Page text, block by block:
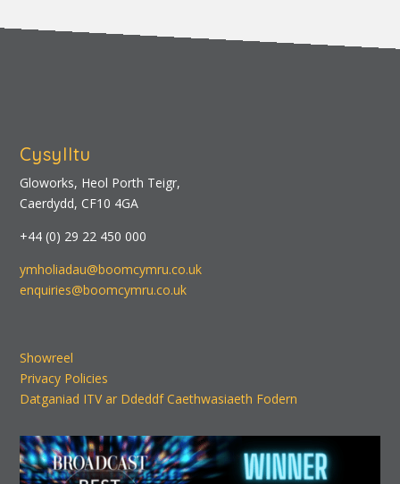
Cysylltu
Gloworks, Heol Porth Teigr,
Caerdydd, CF10 4GA
+44 (0) 29 22 450 000
ymholiadau@boomcymru.co.uk
enquiries@boomcymru.co.uk
Showreel
Privacy Policies
Datganiad ITV ar Ddeddf Caethwasiaeth Fodern